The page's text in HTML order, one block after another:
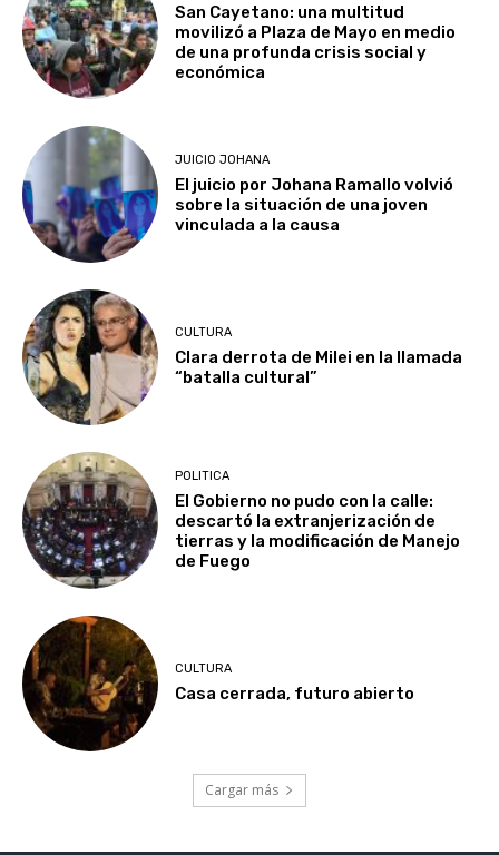
San Cayetano: una multitud
movilizó a Plaza de Mayo en medio
de una profunda crisis social y
económica
JUICIO JOHANA
El juicio por Johana Ramallo volvió
sobre la situación de una joven
vinculada a la causa
CULTURA
Clara derrota de Milei en la llamada
“batalla cultural”
POLITICA
El Gobierno no pudo con la calle:
descartó la extranjerización de
tierras y la modificación de Manejo
de Fuego
CULTURA
Casa cerrada, futuro abierto
Cargar más